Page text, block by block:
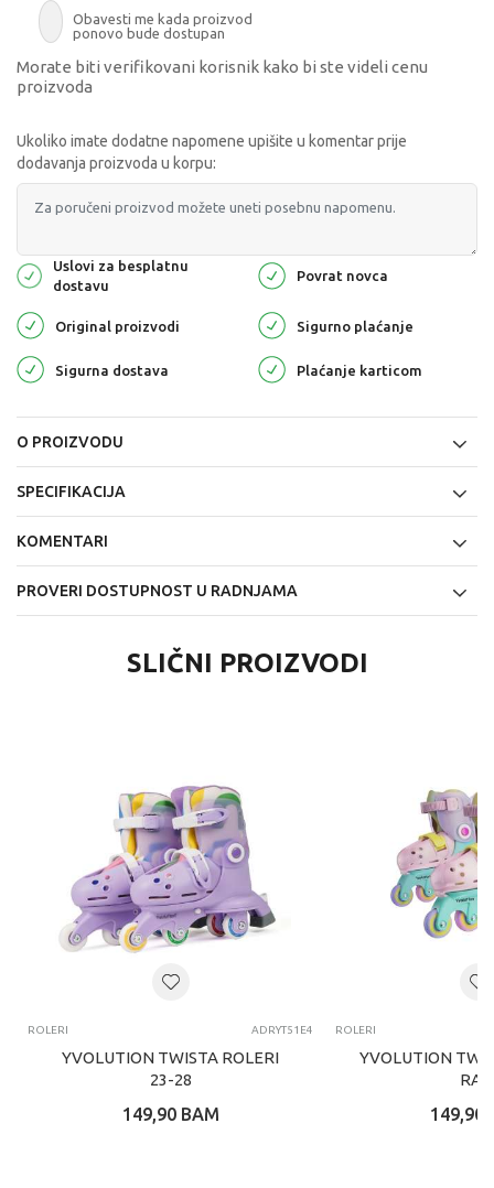
Obavesti me kada proizvod
ponovo bude dostupan
Morate biti verifikovani korisnik kako bi ste videli cenu
proizvoda
Ukoliko imate dodatne napomene upišite u komentar prije
dodavanja proizvoda u korpu:
Uslovi za besplatnu
dostavu
Povrat novca
Original proizvodi Sigurno plaćanje
Sigurna dostava Plaćanje karticom
O PROIZVODU
SPECIFIKACIJA
KOMENTARI
PROVERI DOSTUPNOST U RADNJAMA
SLIČNI PROIZVODI
ROLERI ADRYT51E4
YVOLUTION TWISTA ROLERI
23-28
149,90 BAM
ROLERI
YVOLUTION
149,90